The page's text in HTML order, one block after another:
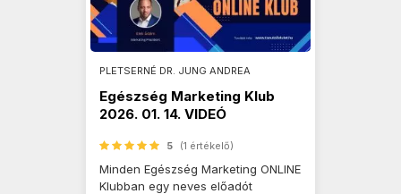
PLETSERNÉ DR. JUNG ANDREA
Egészség Marketing Klub
2026. 01. 14. VIDEÓ
5 (1 értékelő)
Minden Egészség Marketing ONLINE
Klubban egy neves előadót